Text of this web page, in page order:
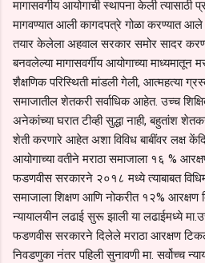
मागासवर्गीय आयोगाची स्थापना केली त्यासाठी
मागवण्यात आली कागदपत्रे गोळा करण्यात
तयार केलेला अहवाल सरकार समोर सादर
बनवलेल्या मागासवर्गीय आयोगाच्या माध्यमातून
शैक्षणिक परिस्थिती मांडली गेली, आत्महत्या
समाजातील शेतकरी सर्वाधिक आहेत. उच्च
अनेकांच्या घरात टीव्ही सुद्धा नाही, बहुतांश
शेती करणारे आहेत अशा विविध बाबींवर लक्ष
आयोगाच्या वतीने मराठा समाजाला १६ %
फडणवीस सरकारने २०१८ मध्ये त्याबाबत
समाजाला शिक्षण आणि नोकरीत १२% आरक्षण
न्यायालयीन लढाई सुरू झाली या लढाईमध्ये
फडणवीस सरकारने दिलेले मराठा आरक्षण
निवडणुका नंतर पहिली सुनावणी मा. सर्वोच्च